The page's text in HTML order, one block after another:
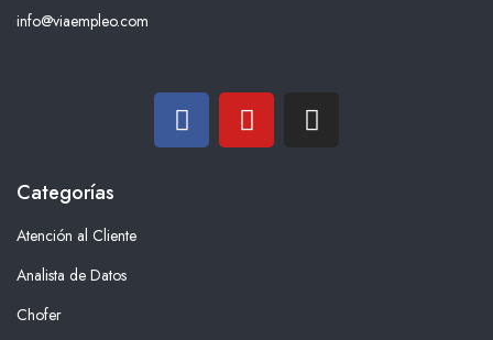
info@viaempleo.com
Categorías
Atención al Cliente
Analista de Datos
Chofer